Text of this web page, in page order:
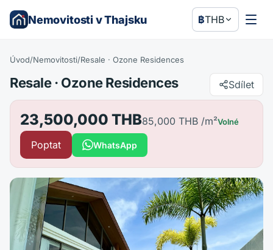
Nemovitosti v Thajsku ฿THB
Úvod/Nemovitosti/Resale · Ozone Residences
Resale · Ozone Residences Sdílet
23,500,000 THB85,000 THB /m²Volné
Poptat WhatsApp